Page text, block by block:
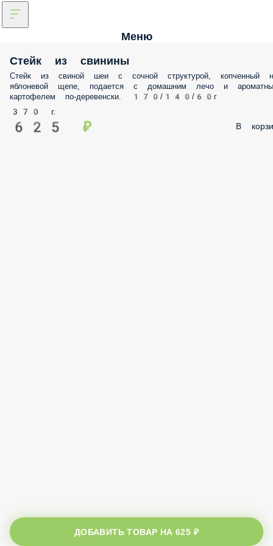
Меню
Стейк из свинины
Стейк из свиной шеи с сочной структурой, копченный
яблоневой щепе, подается с домашним лечо и
картофелем по-деревенски. 170/140/60г
370 г.
625 ₽ В
ДОБАВИТЬ ТОВАР НА625 ₽